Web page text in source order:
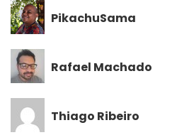
PikachuSama
Rafael Machado
Thiago Ribeiro